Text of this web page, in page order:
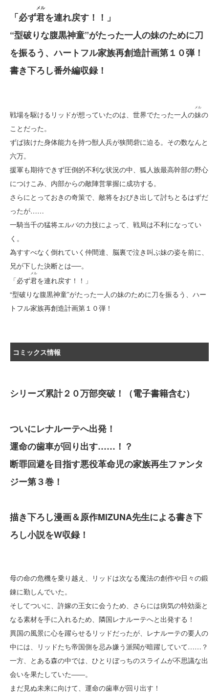
「必ず君
メル
を連れ戻す！！」
“型破りな腹黒神童”がたった一人の妹のために刀
を振るう、ハートフル家族再創造計画第１０弾！
書き下ろし番外編収録！
戦場を駆けるリッドが想っていたのは、世界でたった一人の妹
メル
の
ことだった。
ずば抜けた身体能力を持つ獣人兵が狭間砦に迫る。その数なんと
六万。
援軍も期待できず圧倒的不利な状況の中、狐人族最高幹部の野心
につけこみ、内部からの敵陣営掌握に成功する。
さらにとっておきの奇策で、敵将をおびき出して討ちとるはずだ
ったが……
一騎当千の猛将エルバの力技によって、戦局は不利になってい
く。
為すすべなく倒れていく仲間達、脳裏で泣き叫ぶ妹の姿を前に、
兄が下した決断とは──。
「必ず君
メル
を連れ戻す！！」
“型破りな腹黒神童”がたった一人の妹のために刀を振るう、ハー
トフル家族再創造計画第１０弾！
コミックス情報
シリーズ累計２０万部突破！（電子書籍含む）
ついにレナルーテへ出発！
運命の歯車が回り出す……！？
断罪回避を目指す悪役革命児の家族再生ファンタ
ジー第３巻！
描き下ろし漫画＆原作MIZUNA先生による書き下
ろし小説をW収録！
母の命の危機を乗り越え、リッドは次なる魔法の創作や日々の鍛
錬に勤しんでいた。
そしてついに、許嫁の王女に会うため、さらには病気の特効薬と
なる素材を手に入れるため、隣国レナルーテへと出発する！
異国の風景に心を躍らせるリッドだったが、レナルーテの要人の
中には、リッドたち帝国側を忌み嫌う派閥が暗躍していて……？
一方、とある森の中では、ひとりぼっちのスライムが不思議な出
会いを果たしていた――。
まだ見ぬ未来に向けて、運命の歯車が回り出す！